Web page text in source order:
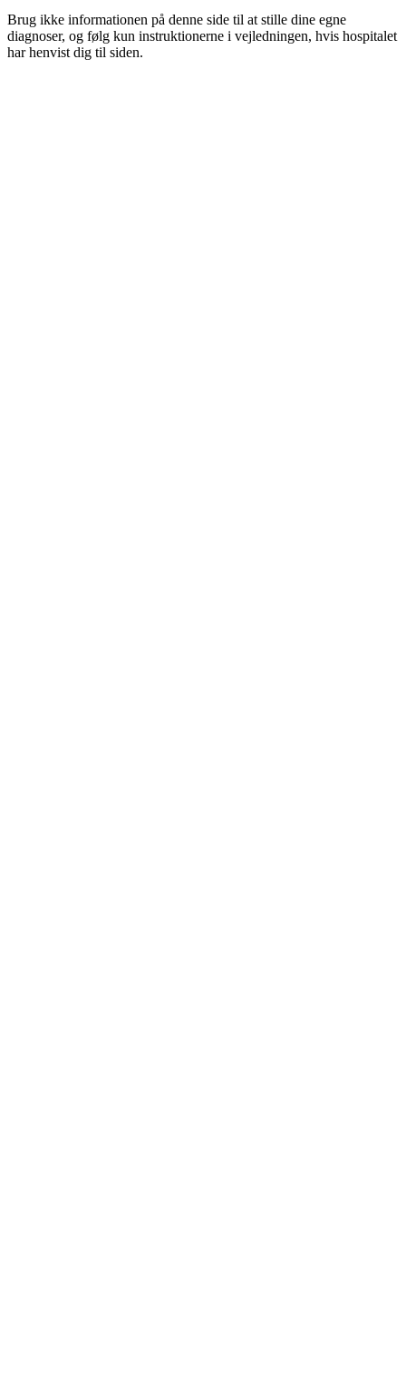
Brug ikke informationen på denne side til at stille dine egne
diagnoser, og følg kun instruktionerne i vejledningen, hvis hospitalet
har henvist dig til siden.